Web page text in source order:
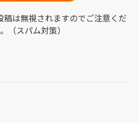
稿は無視されますのでご注意くだ
（スパム対策）